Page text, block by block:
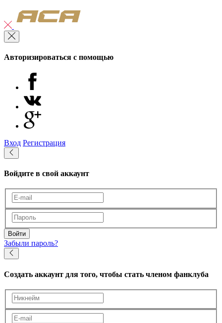
Авторизироваться с помощью
Вход Регистрация
Войдите в свой аккаунт
Войти
Забыли пароль?
Создать аккаунт для того, чтобы стать членом фанклуба